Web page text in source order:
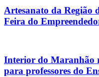
Artesanato da Região
Feira do
Interior do Maranhão
para professores do